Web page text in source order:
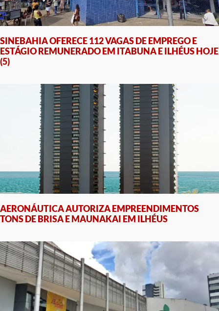
SINEBAHIA OFERECE 112 VAGAS DE EMPREGO E
ESTÁGIO REMUNERADO EM ITABUNA E ILHÉUS HOJE
(5)
AERONÁUTICA AUTORIZA EMPREENDIMENTOS
TONS DE BRISA E MAUNAKAI EM ILHÉUS